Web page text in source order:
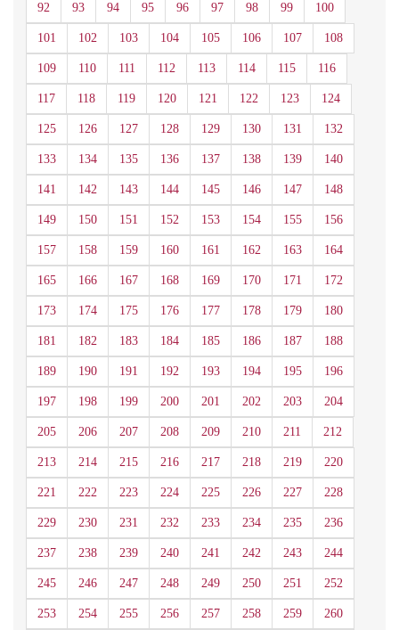
92 93 94 95 96 97 98 99 100
101 102 103 104 105 106 107 108
109 110 111 112 113 114 115 116
117 118 119 120 121 122 123 124
125 126 127 128 129 130 131 132
133 134 135 136 137 138 139 140
141 142 143 144 145 146 147 148
149 150 151 152 153 154 155 156
157 158 159 160 161 162 163 164
165 166 167 168 169 170 171 172
173 174 175 176 177 178 179 180
181 182 183 184 185 186 187 188
189 190 191 192 193 194 195 196
197 198 199 200 201 202 203 204
205 206 207 208 209 210 211 212
213 214 215 216 217 218 219 220
221 222 223 224 225 226 227 228
229 230 231 232 233 234 235 236
237 238 239 240 241 242 243 244
245 246 247 248 249 250 251 252
253 254 255 256 257 258 259 260